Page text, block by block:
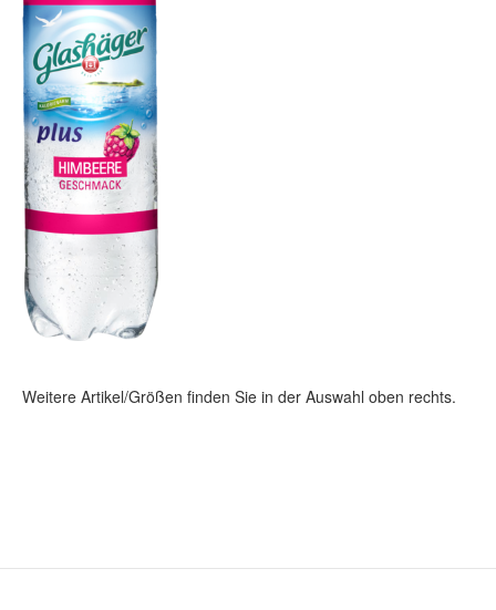
Weitere Artikel/Größen finden Sie in der Auswahl oben rechts.